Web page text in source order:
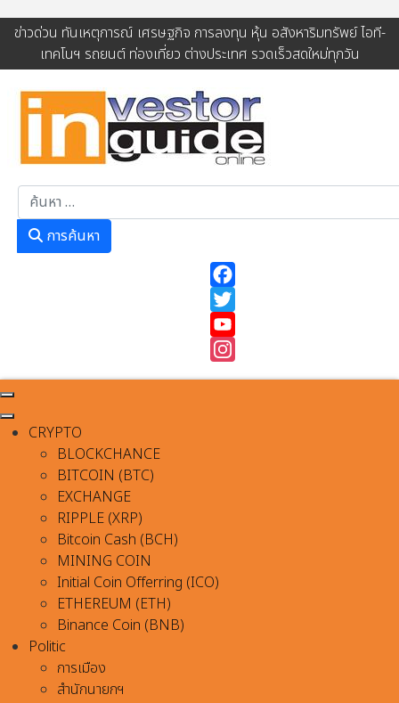
ข่าวด่วน ทันเหตุการณ์ เศรษฐกิจ การลงทุน หุ้น อสังหาริมทรัพย์ ไอที-
เทคโนฯ รถยนต์ ท่องเที่ยว ต่างประเทศ รวดเร็วสดใหม่ทุกวัน
การค้นหา
Instagram
CRYPTO
BLOCKCHANCE
BITCOIN (BTC)
EXCHANGE
RIPPLE (XRP)
Bitcoin Cash (BCH)
MINING COIN
Initial Coin Offerring (ICO)
ETHEREUM (ETH)
Binance Coin (BNB)
Politic
การเมือง
สำนักนายกฯ